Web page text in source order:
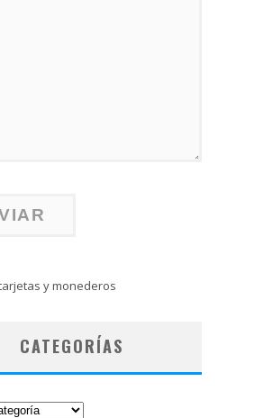
CATEGORÍAS